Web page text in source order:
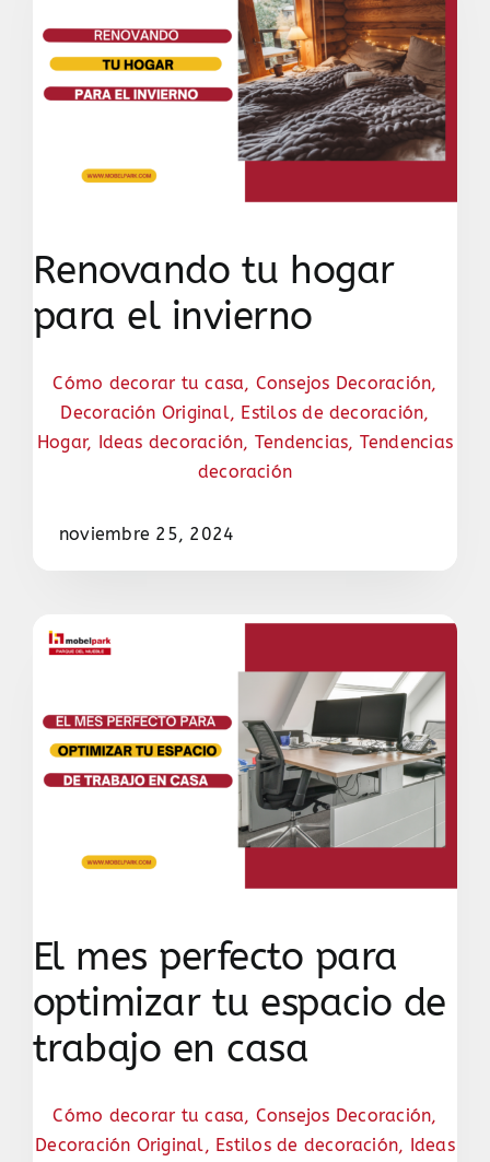
Renovando tu hogar
para el invierno
Cómo decorar tu casa, Consejos Decoración,
Decoración Original, Estilos de decoración,
Hogar, Ideas decoración, Tendencias, Tendencias
decoración
noviembre 25, 2024
El mes perfecto para
optimizar tu espacio de
trabajo en casa
Cómo decorar tu casa, Consejos Decoración,
Decoración Original, Estilos de decoración, Ideas